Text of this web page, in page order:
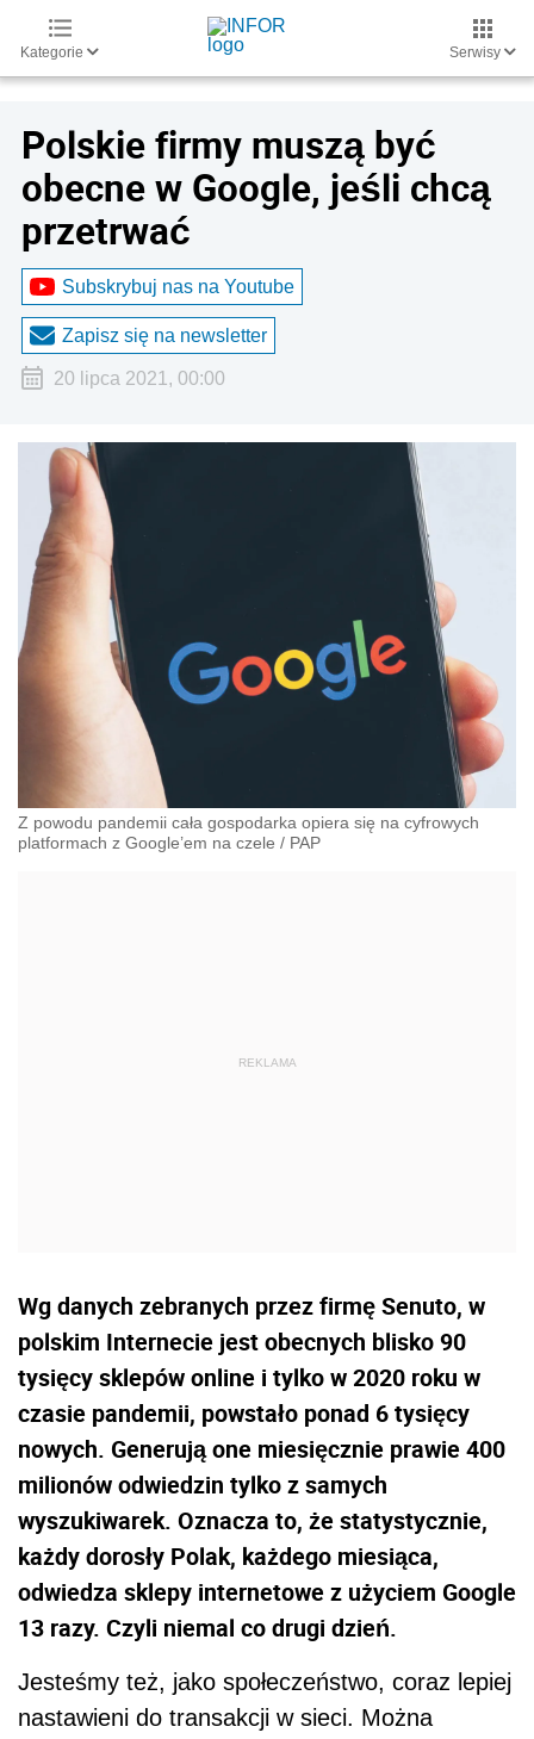
Kategorie Serwisy
Polskie firmy muszą być
obecne w Google, jeśli chcą
przetrwać
Subskrybuj nas na Youtube
Zapisz się na newsletter
20 lipca 2021, 00:00
Z powodu pandemii cała gospodarka opiera się na cyfrowych
platformach z Google’em na czele / PAP
Wg danych zebranych przez firmę Senuto, w
polskim Internecie jest obecnych blisko 90
tysięcy sklepów online i tylko w 2020 roku w
czasie pandemii, powstało ponad 6 tysięcy
nowych. Generują one miesięcznie prawie 400
milionów odwiedzin tylko z samych
wyszukiwarek. Oznacza to, że statystycznie,
każdy dorosły Polak, każdego miesiąca,
odwiedza sklepy internetowe z użyciem Google
13 razy. Czyli niemal co drugi dzień.
Jesteśmy też, jako społeczeństwo, coraz lepiej
nastawieni do transakcji w sieci. Można